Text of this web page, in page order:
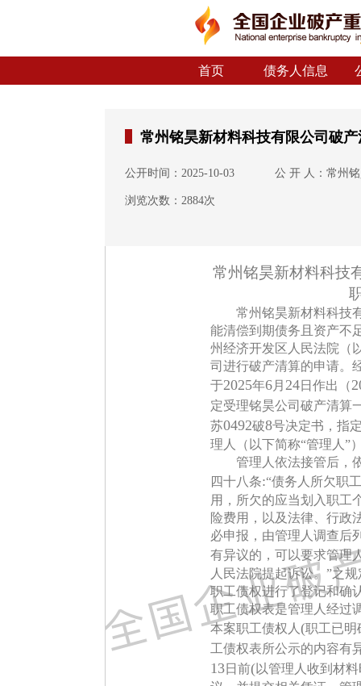
首页 债务人信息
常州铭昊新材料科技有限公司破
公开时间：2025-10-03 公 开 人：常州
浏览次数：2884次
常州铭昊新材料科技
常州铭昊新材料科技
能清偿到期债务且资产不
州经济开发区人民法院（
司进行破产清算的申请。
于2025年6月 24日作出（
定受理铭昊公司破产清算
苏0492破8号决定书，指
理人（以下简称“管理人”
管理人依法接管后，
四十八条:“债务人所欠职
用，所欠的应当划入职工
险费用，以及法律、行政
必申报，由管理人调查后
有异议的，可以要求管理
人民法院提起诉讼。”之
职工债权进行了登记和确
职工债权表是管理人经过
本案职工债权人 (职工已明
工债权表所公示的内容有
13日前(以管理人收到材